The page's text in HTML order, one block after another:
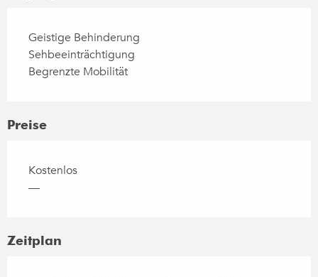
Geistige Behinderung
Sehbeeinträchtigung
Begrenzte Mobilität
Preise
Kostenlos
—
Zeitplan